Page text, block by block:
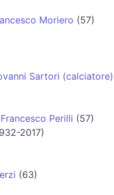
Moriero (57)
Sartori (calciatore)
Francesco Perilli (57)
2017)
(63)